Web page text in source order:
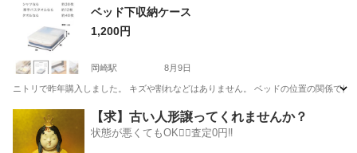
愛知 あま市 木田駅 テーブル
ベッド下収納ケース
1,200円
岡崎駅 8月9日
ニトリで昨年購入しました。 キズや割れなどはありません。 ベッドの位置の関係で使
岡崎駅 収納家具 ケース
【求】古い人形譲ってくれませんか？
状態が悪くてもOK🙆‍♀️査定0円‼️